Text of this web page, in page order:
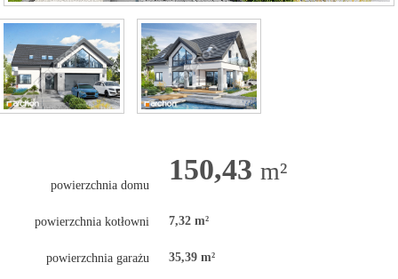
powierzchnia domu 150,43 m²
powierzchnia kotłowni 7,32 m²
powierzchnia garażu 35,39 m²